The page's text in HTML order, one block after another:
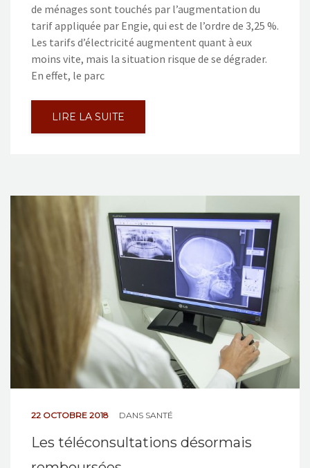
de ménages sont touchés par l’augmentation du
tarif appliquée par Engie, qui est de l’ordre de 3,25 %.
Les tarifs d’électricité augmentent quant à eux
moins vite, mais la situation risque de se dégrader.
En effet, le parc
LIRE LA SUITE
22 OCTOBRE 2018 DANS SANTÉ
Les téléconsultations désormais